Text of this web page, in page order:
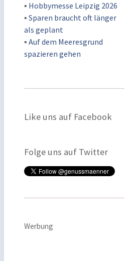
▪ Hobbymesse Leipzig 2026
▪ Sparen braucht oft länger
als geplant
▪ Auf dem Meeresgrund
spazieren gehen
Like uns auf Facebook
Folge uns auf Twitter
Werbung